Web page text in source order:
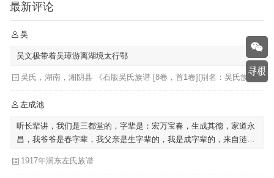
最新评论
吴
吴文极带着吴璋游离湖境太行鄂
吴氏，湖南，湘阴县 《石版吴氏族谱 [8卷，首1卷](别名：吴氏族谱)》
左成池
听长辈讲，我们是三都堂的，字辈是：宏万宝春，生成其德，家道永
昌，我爷爷是春字辈，我父亲是生字辈的，我是成字辈的，来自涟水
1917年润东左氏族谱